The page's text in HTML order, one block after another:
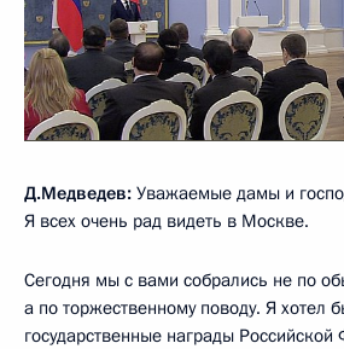
Д.Медведев: Уважаемые дамы и
Я всех очень рад видеть в Москве.
Сегодня мы с вами собрались не по
а по торжественному поводу. Я хотел
государственные награды